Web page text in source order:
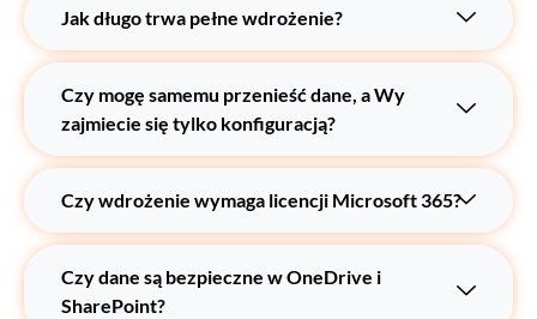
Jak długo trwa pełne wdrożenie?
Czy mogę samemu przenieść dane, a Wy
zajmiecie się tylko konfiguracją?
Czy wdrożenie wymaga licencji Microsoft 365?
Czy dane są bezpieczne w OneDrive i
SharePoint?